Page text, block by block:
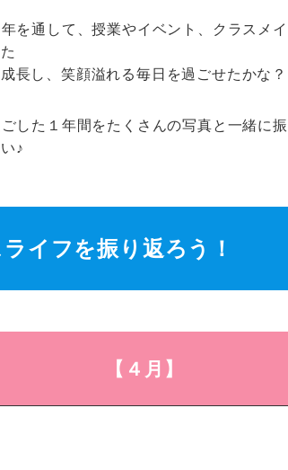
を通して、授業やイベント、クラスメ
長し、笑顔溢れる毎日を過ごせたかな？
した１年間をたくさんの写真と一緒に
♪
イフを振り返ろう！
【４月】